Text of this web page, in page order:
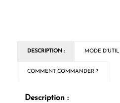
DESCRIPTION : MODE
COMMENT COMMANDER ?
Description :